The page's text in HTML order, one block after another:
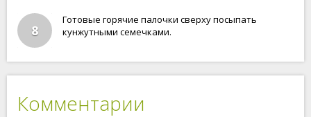
8
Готовые горячие палочки сверху посыпать
кунжутными семечками.
Комментарии